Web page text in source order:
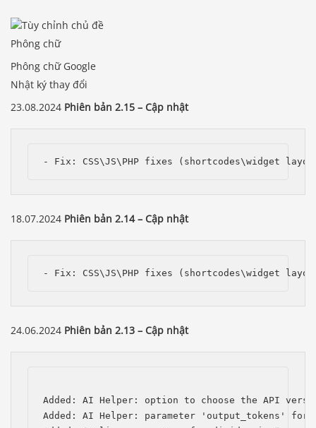
Phông chữ
Phông chữ Google
Nhật ký thay đổi
23.08.2024 Phiên bản 2.15 – Cập nhật
- Fix: CSS\JS\PHP fixes (shortcodes\widget
18.07.2024 Phiên bản 2.14 – Cập nhật
- Fix: CSS\JS\PHP fixes (shortcodes\widget
24.06.2024 Phiên bản 2.13 – Cập nhật
Added: AI Helper: option to choose the API
Added: AI Helper: parameter 'output_tokens' for